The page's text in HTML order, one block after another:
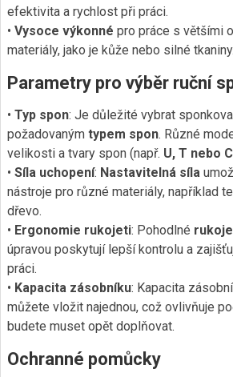
efektivita a rychlost při práci.
• Vysoce výkonné pro práce s většími
materiály, jako je kůže nebo silné tkaniny.
Parametry pro výběr ruční
• Typ spon: Je důležité vybrat
požadovaným typem spon. Různé
velikosti a tvary spon (např. U, T nebo
• Síla uchopení: Nastavitelná síla
nástroje pro různé materiály, například
dřevo.
• Ergonomie rukojeti: Pohodlné
úpravou poskytují lepší kontrolu a
práci.
• Kapacita zásobníku: Kapacita
můžete vložit najednou, což ovlivňuje
budete muset opět doplňovat.
Ochranné pomůcky